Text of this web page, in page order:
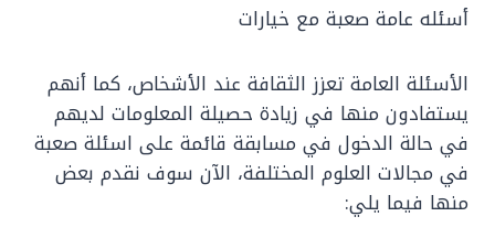
أسئله عامة صعبة مع خيارات
الأسئلة العامة تعزز الثقافة عند الأشخاص، كما أنهم
يستفادون منها في زيادة حصيلة المعلومات لديهم
في حالة الدخول في مسابقة قائمة على اسئلة صعبة
في مجالات العلوم المختلفة، الآن سوف نقدم بعض
منها فيما يلي: